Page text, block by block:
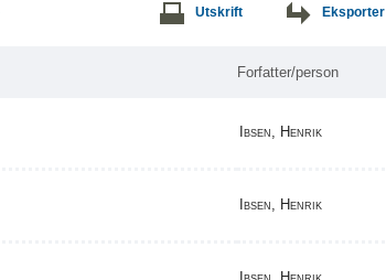
Utskrift Eksporter
Forfatter/person
Ibsen, Henrik
Ibsen, Henrik